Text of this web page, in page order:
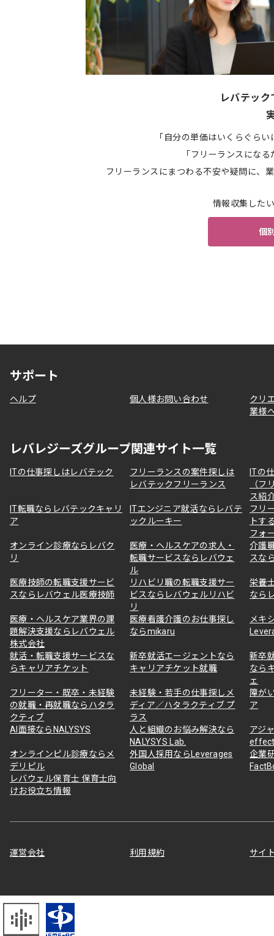
レバテッ
「自分の単価はいくらぐら
「フリーランスにな
フリーランスにまつわる不安や疑問に、
情報収集した
個
サポート
ヘルプ 個人様お問い合わせ
クリ
業様
レバレジーズグループ関連サイト一覧
ITの仕事探しはレバテック
フリーランスの案件探しは
レバテックフリーランス
ITの
（フ
ス紹
IT転職ならレバテックキャリ
ア
ITエンジニア就活ならレバテ
ックルーキー
フリ
トす
フォ
オンライン診療ならレバク
リ
医療・ヘルスケアの求人・
転職サービスならレバウェ
ル
介護
スな
医療技師の転職支援サービ
スならレバウェル医療技師
リハビリ職の転職支援サー
ビスならレバウェルリハビ
リ
栄養
なら
医療・ヘルスケア業界の課
題解決支援ならレバウェル
株式会社
医療看護介護のお仕事探し
ならmikaru
メキ
就活・転職支援サービスな
らキャリアチケット
新卒就活エージェントなら
キャリアチケット就職
新卒
なら
ェ
フリーター・既卒・未経験
の就職・再就職ならハタラ
クティブ
未経験・若手の仕事探しメ
ディア／ハタラクティブ プ
ラス
障が
ア
AI面接ならNALYSYS
人と組織のお悩み解決なら
NALYSYS Lab.
アジ
オンラインピル診療ならメ
デリピル
外国人採用ならLeverages
Global
企業
レバウェル保育士 保育士向
けお役立ち情報
運営会社 利用規約 サイ